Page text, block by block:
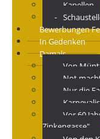
Kapellen
Bewerbungen
In Gedenken
Damals
Von
Not
Nur die
Vor 60
Zinkengasse"